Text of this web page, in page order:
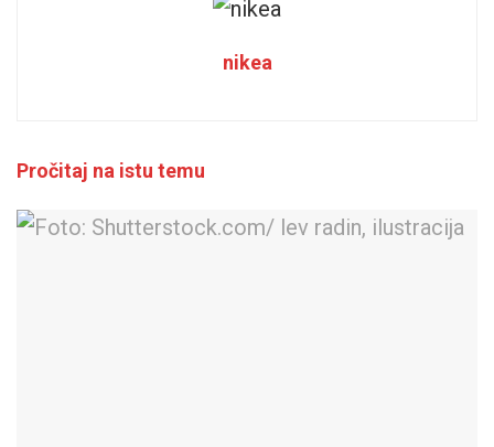
nikea
Pročitaj na istu temu